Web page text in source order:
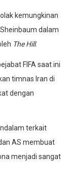
kemungkinan
dalam
The Hill.
FIFA saat ini
timnas Iran di
dengan
terkait
AS membuat
menjadi sangat